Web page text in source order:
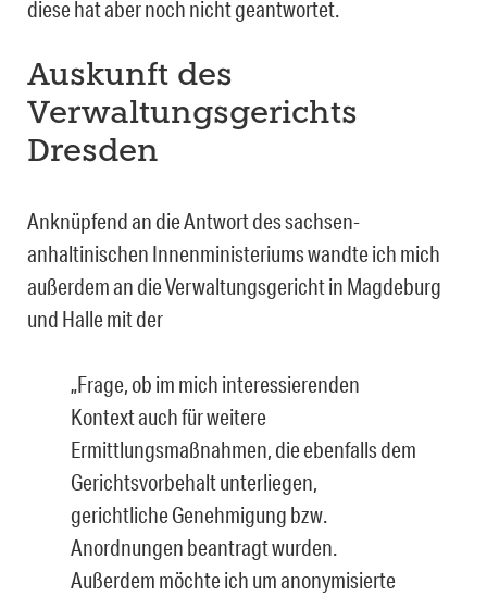
diese hat aber noch nicht geantwortet.
Auskunft des
Verwaltungsgerichts
Dresden
Anknüpfend an die Antwort des sachsen-
anhaltinischen Innenministeriums wandte ich mich
außerdem an die Verwaltungsgericht in Magdeburg
und Halle mit der
„Frage, ob im mich interessierenden
Kontext auch für weitere
Ermittlungsmaßnahmen, die ebenfalls dem
Gerichtsvorbehalt unterliegen,
gerichtliche Genehmigung bzw.
Anordnungen beantragt wurden.
Außerdem möchte ich um anonymisierte